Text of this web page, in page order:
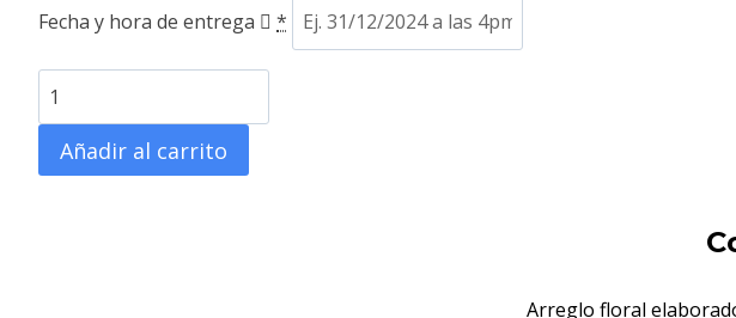
Fecha y hora de entrega *
Lágrima
con
parante
Añadir al carrito
Arreglo floral